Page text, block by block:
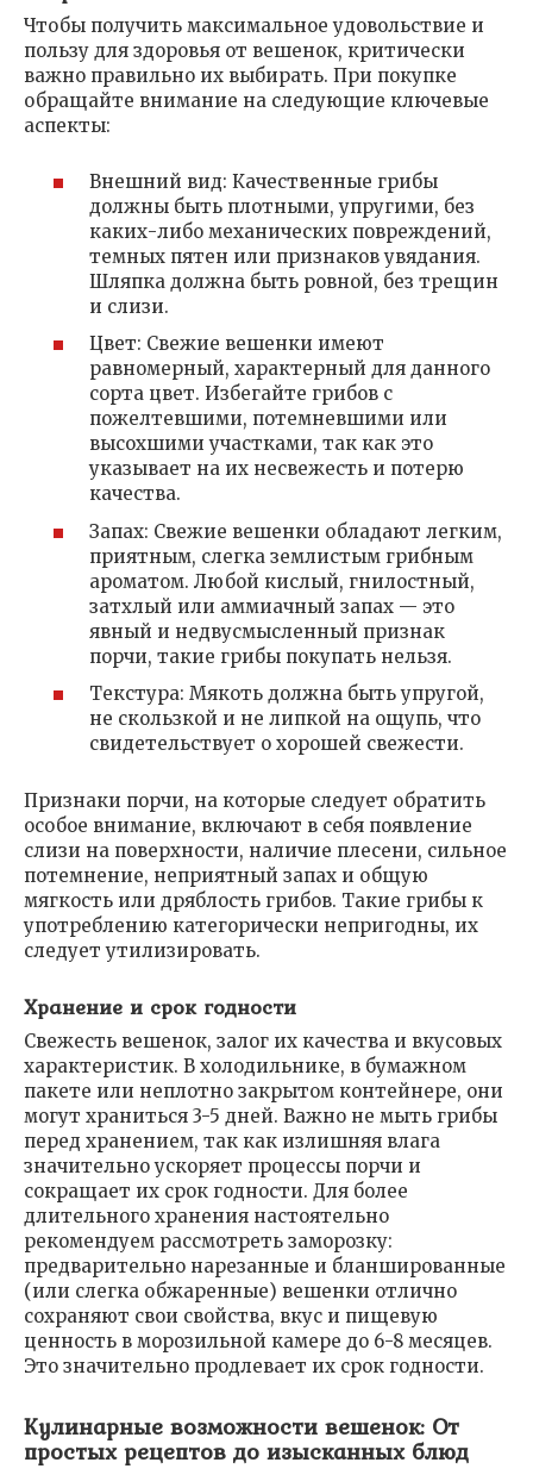
Чтобы получить максимальное удовольствие и
пользу для здоровья от вешенок, критически
важно правильно их выбирать. При покупке
обращайте внимание на следующие ключевые
аспекты:
Внешний вид: Качественные грибы
должны быть плотными, упругими, без
каких-либо механических повреждений,
темных пятен или признаков увядания.
Шляпка должна быть ровной, без трещин
и слизи.
Цвет: Свежие вешенки имеют
равномерный, характерный для данного
сорта цвет. Избегайте грибов с
пожелтевшими, потемневшими или
высохшими участками, так как это
указывает на их несвежесть и потерю
качества.
Запах: Свежие вешенки обладают легким,
приятным, слегка землистым грибным
ароматом. Любой кислый, гнилостный,
затхлый или аммиачный запах — это
явный и недвусмысленный признак
порчи, такие грибы покупать нельзя.
Текстура: Мякоть должна быть упругой,
не скользкой и не липкой на ощупь, что
свидетельствует о хорошей свежести.
Признаки порчи, на которые следует обратить
особое внимание, включают в себя появление
слизи на поверхности, наличие плесени, сильное
потемнение, неприятный запах и общую
мягкость или дряблость грибов. Такие грибы к
употреблению категорически непригодны, их
следует утилизировать.
Хранение и срок годности
Свежесть вешенок, залог их качества и вкусовых
характеристик. В холодильнике, в бумажном
пакете или неплотно закрытом контейнере, они
могут храниться 3-5 дней. Важно не мыть грибы
перед хранением, так как излишняя влага
значительно ускоряет процессы порчи и
сокращает их срок годности. Для более
длительного хранения настоятельно
рекомендуем рассмотреть заморозку:
предварительно нарезанные и бланшированные
(или слегка обжаренные) вешенки отлично
сохраняют свои свойства, вкус и пищевую
ценность в морозильной камере до 6-8 месяцев.
Это значительно продлевает их срок годности.
Кулинарные возможности вешенок: От
простых рецептов до изысканных блюд